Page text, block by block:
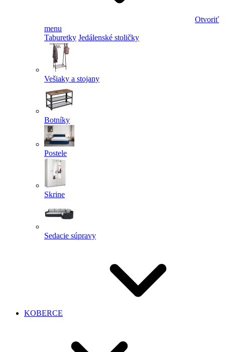
Otvoriť
menu
Taburetky Jedálenské stoličky
Vešiaky a stojany
Botníky
Postele
Skrine
Sedacie súpravy
KOBERCE